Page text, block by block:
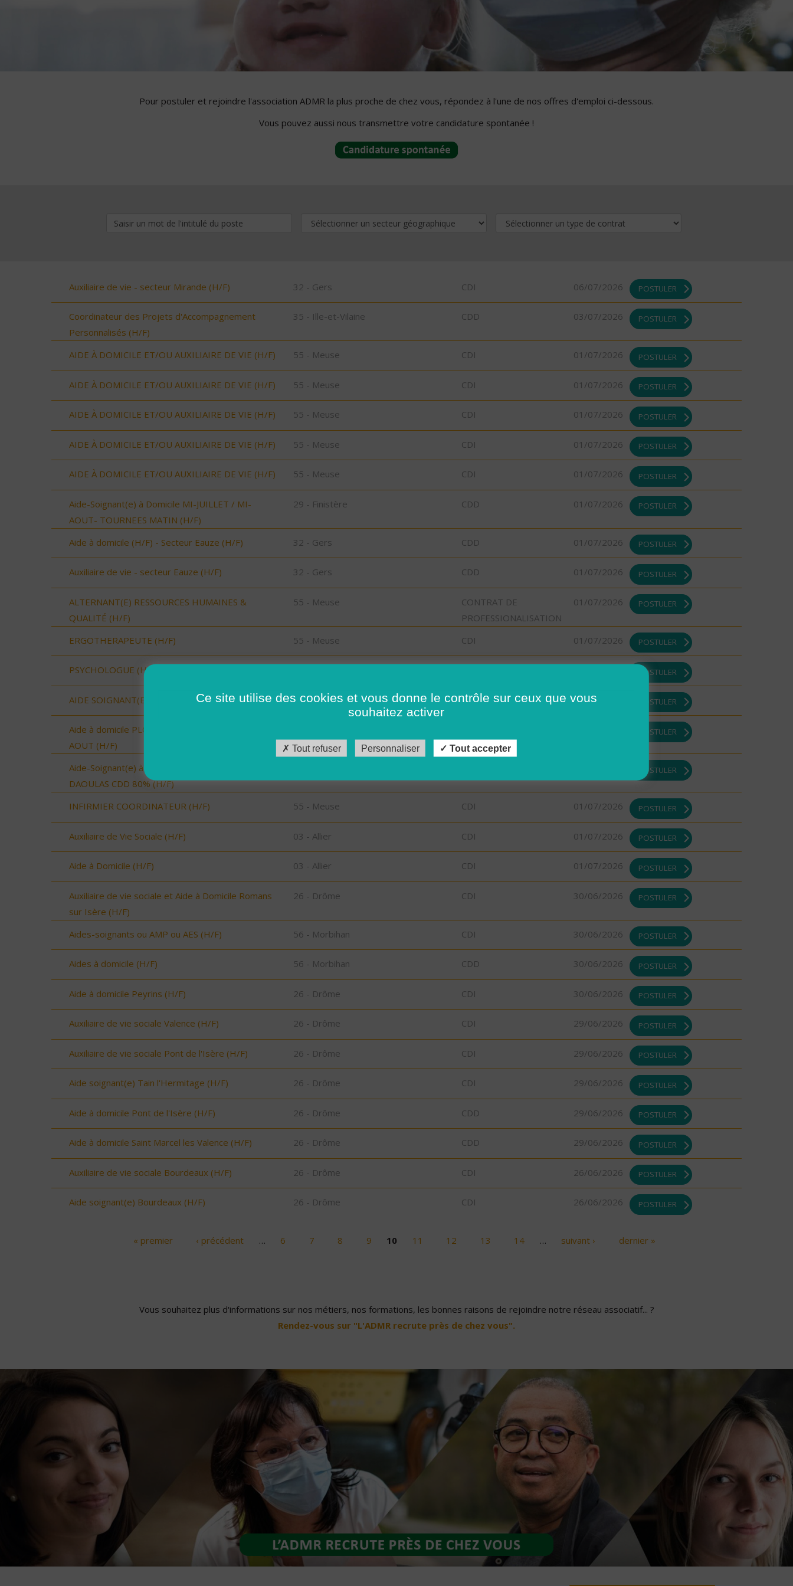
Pour postuler et rejoindre l'association ADMR la plus proche de chez vous, répondez à l'une de nos offres d'emploi ci-dessous.
Vous pouvez aussi nous transmettre votre candidature spontanée !
Auxiliaire de vie - secteur Mirande (H/F) 32 - Gers CDI 06/07/2026 POSTULER
Coordinateur des Projets d'Accompagnement
Personnalisés (H/F)
35 - Ille-et-Vilaine CDD 03/07/2026 POSTULER
AIDE À DOMICILE ET/OU AUXILIAIRE DE VIE (H/F) 55 - Meuse CDI 01/07/2026 POSTULER
AIDE À DOMICILE ET/OU AUXILIAIRE DE VIE (H/F) 55 - Meuse CDI 01/07/2026 POSTULER
AIDE À DOMICILE ET/OU AUXILIAIRE DE VIE (H/F) 55 - Meuse CDI 01/07/2026 POSTULER
AIDE À DOMICILE ET/OU AUXILIAIRE DE VIE (H/F) 55 - Meuse CDI 01/07/2026 POSTULER
AIDE À DOMICILE ET/OU AUXILIAIRE DE VIE (H/F) 55 - Meuse CDI 01/07/2026 POSTULER
Aide-Soignant(e) à Domicile MI-JUILLET / MI-
AOUT- TOURNEES MATIN (H/F)
29 - Finistère CDD 01/07/2026 POSTULER
Aide à domicile (H/F) - Secteur Eauze (H/F) 32 - Gers CDD 01/07/2026 POSTULER
Auxiliaire de vie - secteur Eauze (H/F) 32 - Gers CDD 01/07/2026 POSTULER
ALTERNANT(E) RESSOURCES HUMAINES &
QUALITÉ (H/F)
55 - Meuse
CONTRAT DE
PROFESSIONALISATION
01/07/2026 POSTULER
ERGOTHERAPEUTE (H/F) 55 - Meuse CDI 01/07/2026 POSTULER
PSYCHOLOGUE (H/F) POSTULER
AIDE SOIGNANT(E) (H/F) 55 - Meuse CDI 01/07/2026 POSTULER
Aide à domicile PLOUGASTEL-DAOULAS- CDD
AOUT (H/F)
POSTULER
Aide-Soignant(e) à Domicile PLOUGASTEL-
DAOULAS CDD 80% (H/F)
POSTULER
INFIRMIER COORDINATEUR (H/F) 55 - Meuse CDI 01/07/2026 POSTULER
Auxiliaire de Vie Sociale (H/F) 03 - Allier CDI 01/07/2026 POSTULER
Aide à Domicile (H/F) 03 - Allier CDI 01/07/2026 POSTULER
Auxiliaire de vie sociale et Aide à Domicile Romans
sur Isère (H/F)
26 - Drôme CDI 30/06/2026 POSTULER
Aides-soignants ou AMP ou AES (H/F) 56 - Morbihan CDI 30/06/2026 POSTULER
Aides à domicile (H/F) 56 - Morbihan CDD 30/06/2026 POSTULER
Aide à domicile Peyrins (H/F) 26 - Drôme CDI 30/06/2026 POSTULER
Auxiliaire de vie sociale Valence (H/F) 26 - Drôme CDI 29/06/2026 POSTULER
Auxiliaire de vie sociale Pont de l'Isère (H/F) 26 - Drôme CDI 29/06/2026 POSTULER
Aide soignant(e) Tain l'Hermitage (H/F) 26 - Drôme CDI 29/06/2026 POSTULER
Aide à domicile Pont de l'Isère (H/F) 26 - Drôme CDD 29/06/2026 POSTULER
Aide à domicile Saint Marcel les Valence (H/F) 26 - Drôme CDD 29/06/2026 POSTULER
Auxiliaire de vie sociale Bourdeaux (H/F) 26 - Drôme CDI 26/06/2026 POSTULER
Aide soignant(e) Bourdeaux (H/F) 26 - Drôme CDI 26/06/2026 POSTULER
« premier ‹ précédent … 6 7 8 9 10 11 12 13 14 … suivant › dernier »
Vous souhaitez plus d'informations sur nos métiers, nos formations, les bonnes raisons de rejoindre notre réseau associatif... ?
Rendez-vous sur "L'ADMR recrute près de chez vous".
Ce site utilise des cookies et vous donne le contrôle sur ceux que vous
souhaitez activer
Tout refuser Personnaliser Tout accepter